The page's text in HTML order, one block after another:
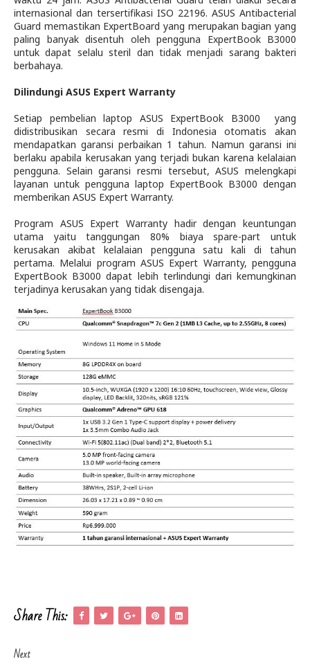
internasional dan tersertifikasi ISO 22196. ASUS Antibacterial
Guard memastikan ExpertBoard yang merupakan bagian yang
paling banyak disentuh oleh pengguna ExpertBook B3000
untuk dapat selalu steril dan tidak menjadi sarang bakteri
berbahaya.
Dilindungi ASUS Expert Warranty
Setiap pembelian laptop ASUS ExpertBook B3000
yang
didistribusikan secara resmi di Indonesia otomatis akan
mendapatkan garansi perbaikan 1 tahun. Namun garansi ini
berlaku apabila kerusakan yang terjadi bukan karena kelalaian
pengguna. Selain garansi resmi tersebut, ASUS melengkapi
layanan untuk pengguna laptop ExpertBook B3000 dengan
memberikan ASUS Expert Warranty.
Program ASUS Expert Warranty hadir dengan keuntungan
utama yaitu tanggungan 80% biaya spare-part untuk
kerusakan akibat kelalaian pengguna satu kali di tahun
pertama. Melalui program ASUS Expert Warranty, pengguna
ExpertBook B3000 dapat lebih terlindungi dari kemungkinan
terjadinya kerusakan yang tidak disengaja.
Share This:
Next